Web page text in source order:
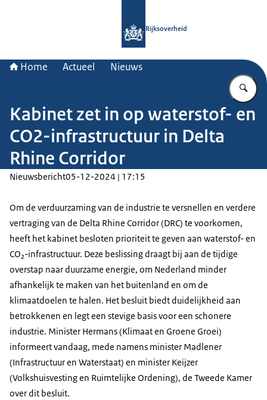
Rijksoverheid
Home Actueel Nieuws
Kabinet zet in op waterstof- en
CO2-infrastructuur in Delta
Rhine Corridor
Nieuwsbericht05-12-2024 | 17:15
Om de verduurzaming van de industrie te versnellen en verdere
vertraging van de Delta Rhine Corridor (DRC) te voorkomen,
heeft het kabinet besloten prioriteit te geven aan waterstof- en
CO₂-infrastructuur. Deze beslissing draagt bij aan de tijdige
overstap naar duurzame energie, om Nederland minder
afhankelijk te maken van het buitenland en om de
klimaatdoelen te halen. Het besluit biedt duidelijkheid aan
betrokkenen en legt een stevige basis voor een schonere
industrie. Minister Hermans (Klimaat en Groene Groei)
informeert vandaag, mede namens minister Madlener
(Infrastructuur en Waterstaat) en minister Keijzer
(Volkshuisvesting en Ruimtelijke Ordening), de Tweede Kamer
over dit besluit.